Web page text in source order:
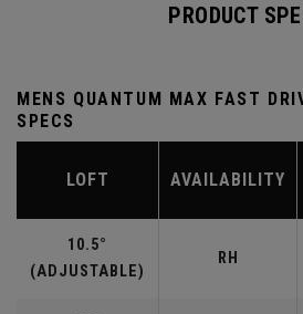
PRODUCT
MENS QUANTUM MAX FAST
SPECS
LOFT AVAILABILITY
10.5°
(ADJUSTABLE)
RH